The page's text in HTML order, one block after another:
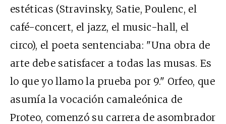
estéticas (Stravinsky, Satie, Poulenc, el
café-concert, el jazz, el music-hall, el
circo), el poeta sentenciaba: "Una obra de
arte debe satisfacer a todas las musas. Es
lo que yo llamo la prueba por 9." Orfeo, que
asumía la vocación camaleónica de
Proteo, comenzó su carrera de asombrador